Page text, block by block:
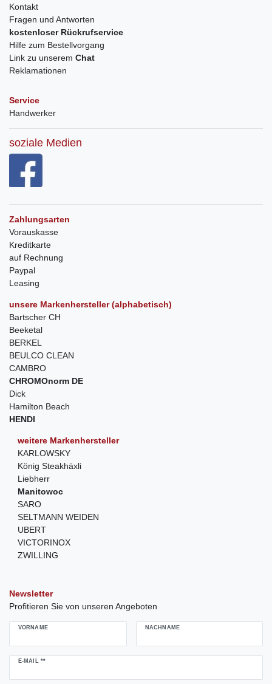
Kontakt
Fragen und Antworten
kostenloser Rückrufservice
Hilfe zum Bestellvorgang
Link zu unserem Chat
Reklamationen
Service
Handwerker
soziale Medien
Zahlungsarten
Vorauskasse
Kreditkarte
auf Rechnung
Paypal
Leasing
unsere Markenhersteller (alphabetisch)
Bartscher CH
Beeketal
BERKEL
BEULCO CLEAN
CAMBRO
CHROMOnorm DE
Dick
Hamilton Beach
HENDI
weitere Markenhersteller
KARLOWSKY
König Steakhäxli
Liebherr
Manitowoc
SARO
SELTMANN WEIDEN
UBERT
VICTORINOX
ZWILLING
Newsletter
Profitieren Sie von unseren Angeboten
VORNAME NACHNAME
E-MAIL **
Newsletter